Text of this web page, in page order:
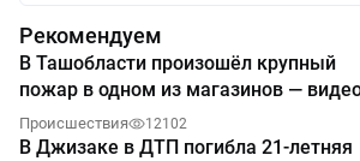
Рекомендуем
В Ташобласти произошёл крупный
пожар в одном из магазинов —
Происшествия 12102
В Джизаке в ДТП погибла 21-летняя